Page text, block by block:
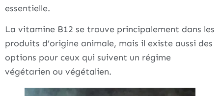
essentielle.
La vitamine B12 se trouve principalement dans les
produits d’origine animale, mais il existe aussi des
options pour ceux qui suivent un régime
végétarien ou végétalien.